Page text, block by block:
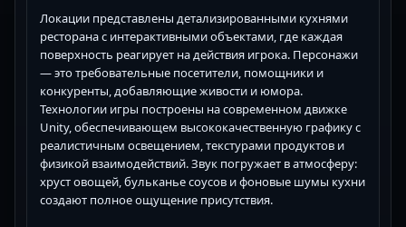
Локации представлены детализированными кухнями
ресторана с интерактивными объектами, где каждая
поверхность реагирует на действия игрока. Персонажи
— это требовательные посетители, помощники и
конкуренты, добавляющие живости и юмора.
Технологии игры построены на современном движке
Unity, обеспечивающем высококачественную графику с
реалистичным освещением, текстурами продуктов и
физикой взаимодействий. Звук погружает в атмосферу:
хруст овощей, бульканье соусов и фоновые шумы кухни
создают полное ощущение присутствия.